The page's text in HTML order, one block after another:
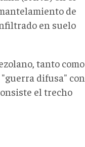
de
en suelo
tanto como
difusa" con
el trecho